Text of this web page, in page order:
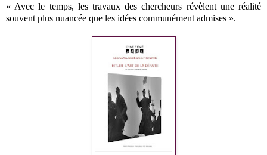
« Avec le temps, les travaux des chercheurs révèlent une réalité
souvent plus nuancée que les idées communément admises ».